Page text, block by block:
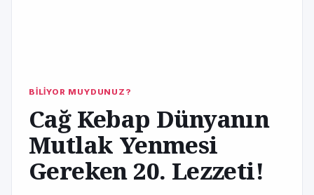
BİLİYOR MUYDUNUZ?
Cağ Kebap Dünyanın
Mutlak Yenmesi
Gereken 20. Lezzeti!